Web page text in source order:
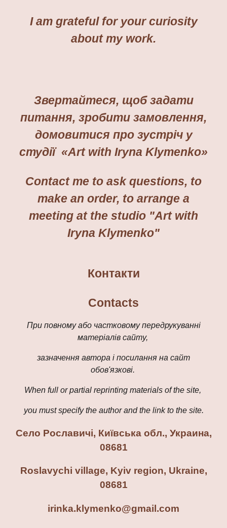
I am grateful for yourcuriosity
about my work.
Звертайтеся, щоб задати
питання, зробити замовлення,
домовитися про зустріч у
студії «Art with Iryna Klymenko»
Contact me to ask questions, to
make an order, to arrange a
meeting at the studio "Art with
Iryna Klymenko"
Контакти
Contacts
При повному або частковому передрукуванні
матеріалів сайту,
зазначення автора і посилання на сайт
обов'язкові.
When full or partial reprinting materials of the site,
you must specify the author and the link to the site.
Село Рославичі, Київська обл., Украина,
08681
Roslavychi village, Kyiv region, Ukraine,
08681
irinka.klymenko@gmail.com